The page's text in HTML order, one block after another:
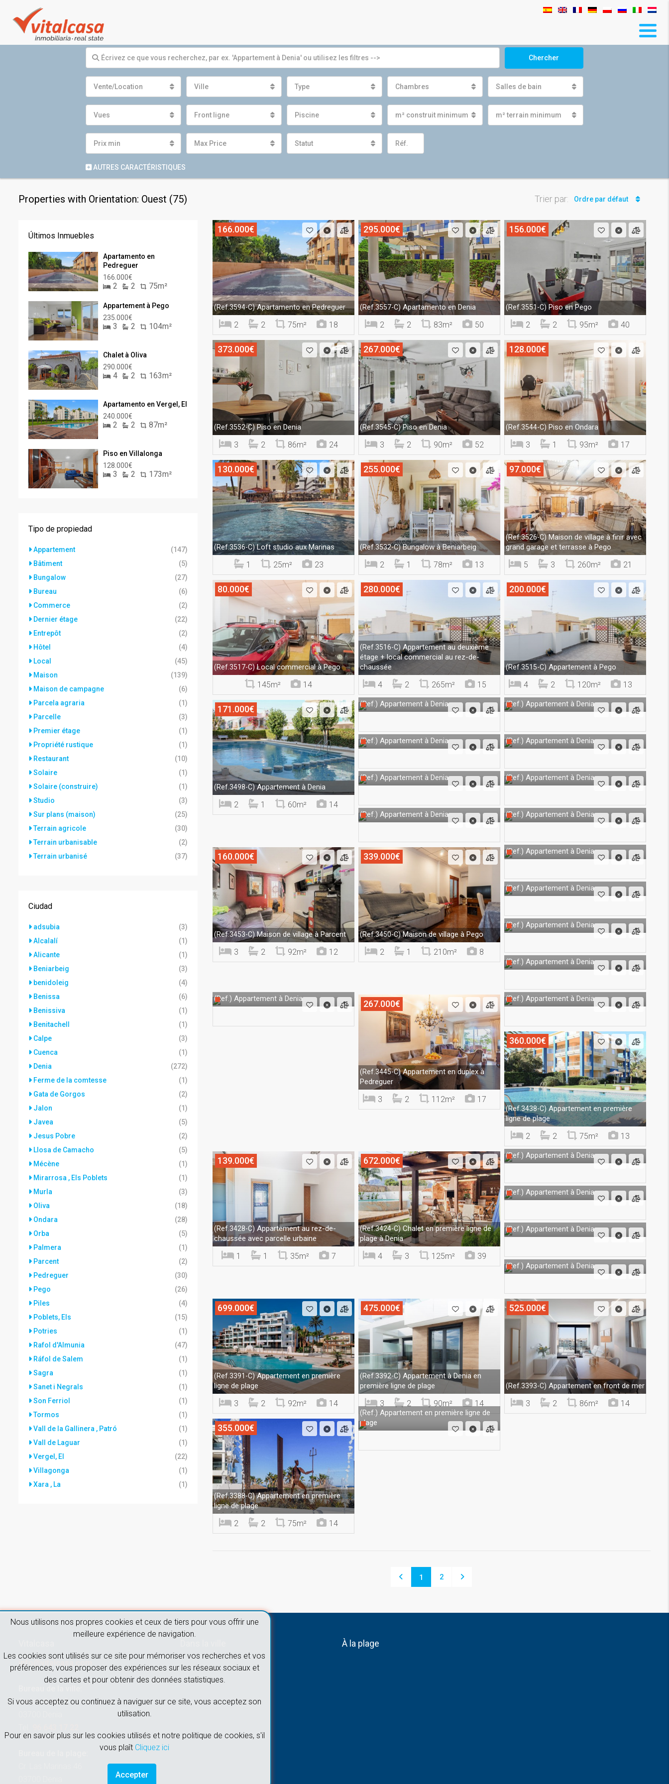
Chercher
Vente/Location Ville Type Chambres Salles de bain
Vues Front ligne Piscine m² construit minimum m² terrain minimum
Prix ​​min Max Price Statut
AUTRES CARACTÉRISTIQUES
Nous utilisons nos propres cookies et ceux de tiers pour vous offrir une
meilleure expérience de navigation.
Les cookies sont utilisés sur ce site pour mémoriser vos recherches et vos
préférences, vous proposer des expériences sur les réseaux sociaux et
des cartes et pour obtenir des données statistiques.
Si vous acceptez ou continuez à naviguer sur ce site, vous acceptez son
utilisation.
Pour en savoir plus sur les cookies utilisés et notre politique de cookies, s'il
vous plaît Cliquez ici
Accepter
Properties with Orientation: Ouest (75) Trier par: Ordre par défaut
166.000€
(Ref.3594-C)Apartamento en Pedreguer
2 2 75m² 18
295.000€
(Ref.3557-C)Apartamento en Denia
2 2 83m² 50
156.000€
(Ref.3551-C) Piso en Pego
2 2 95m² 40
373.000€
(Ref.3552-C) Piso en Denia
3 2 86m² 24
267.000€
(Ref.3545-C)Piso en Denia
3 2 90m² 52
128.000€
(Ref.3544-C) Piso en Ondara
3 1 93m² 17
130.000€
(Ref.3536-C)Loft studio aux Marinas
1 25m² 23
255.000€
(Ref.3532-C)Bungalow à Beniarbeig
2 1 78m² 13
97.000€
(Ref.3526-C)Maison de village à finir avec
grand garage et terrasse à Pego
5 3 260m² 21
80.000€
(Ref.3517-C)Local commercial à Pego
145m² 14
280.000€
(Ref.3516-C) Appartement au deuxième
étage + local commercial au rez-de-
chaussée
4 2 265m² 15
200.000€
(Ref.3515-C) Appartement à Pego
4 2 120m² 13
171.000€
(Ref.3498-C)Appartement à Denia
2 1 60m² 14
(Ref.) Appartement à Denia (Ref.) Appartement à Denia
(Ref.) Appartement à Denia (Ref.) Appartement à Denia
(Ref.) Appartement à Denia (Ref.) Appartement à Denia
(Ref.) Appartement à Denia (Ref.) Appartement à Denia
160.000€
(Ref.3453-C)Maison de village à Parcent
3 2 92m² 12
339.000€
(Ref.3450-C)Maison de village à Pego
2 1 210m² 8
(Ref.) Appartement à Denia
(Ref.) Appartement à Denia
(Ref.) Appartement à Denia
(Ref.) Appartement à Denia
(Ref.) Appartement à Denia 267.000€
(Ref.3445-C)Appartement en duplex à
Pedreguer
3 2 112m² 17
(Ref.) Appartement à Denia
360.000€
(Ref.3438-C)Appartement en première
ligne de plage
2 2 75m² 13
139.000€
(Ref.3428-C) Appartement au rez-de-
chaussée avec parcelle urbaine
1 1 35m² 7
672.000€
(Ref.3424-C)Chalet en première ligne de
plage à Denia
4 3 125m² 39
(Ref.) Appartement à Denia
(Ref.) Appartement à Denia
(Ref.) Appartement à Denia
(Ref.) Appartement à Denia
699.000€
(Ref.3391-C)Appartement en première
ligne de plage
3 2 92m² 14
475.000€
(Ref.3392-C) Appartement à Denia en
première ligne de plage
3 2 90m² 14
525.000€
(Ref.3393-C) Appartement en front de mer
3 2 86m² 14
355.000€
(Ref.3388-C)Appartement en première
ligne de plage
2 2 75m² 14
(Ref.) Appartement en première ligne de
plage
1 2
Últimos Inmuebles
Apartamento en
Pedreguer
166.000€
2 2 75m²
Appartement à Pego
235.000€
3 2 104m²
Chalet à Oliva
290.000€
4 2 163m²
Apartamento en Vergel, El
240.000€
2 2 87m²
Piso en Villalonga
128.000€
3 2 173m²
Tipo de propiedad
Appartement
(147)
Bâtiment
(5)
Bungalow
(27)
Bureau
(6)
Commerce
(2)
Dernier étage
(22)
Entrepôt
(2)
Hôtel
(4)
Local
(45)
Maison
(139)
Maison de campagne
(6)
Parcela agraria
(1)
Parcelle
(3)
Premier étage
(1)
Propriété rustique
(1)
Restaurant
(10)
Solaire
(1)
Solaire (construire)
(1)
Studio
(3)
Sur plans (maison)
(25)
Terrain agricole
(30)
Terrain urbanisable
(2)
Terrain urbanisé
(37)
Ciudad
adsubia
(3)
Alcalalí
(1)
Alicante
(1)
Beniarbeig
(3)
benidoleig
(4)
Benissa
(6)
Benissiva
(1)
Benitachell
(1)
Calpe
(3)
Cuenca
(1)
Denia
(272)
Ferme de la comtesse
(1)
Gata de Gorgos
(2)
Jalon
(1)
Javea
(5)
Jesus Pobre
(2)
Llosa de Camacho
(5)
Mécène
(1)
Mirarrosa , Els Poblets
(1)
Murla
(3)
Oliva
(18)
Ondara
(28)
Orba
(5)
Palmera
(1)
Parcent
(2)
Pedreguer
(30)
Pego
(26)
Piles
(4)
Poblets, Els
(15)
Potries
(1)
Rafol d'Almunia
(47)
Ráfol de Salem
(1)
Sagra
(1)
Sanet i Negrals
(1)
Son Ferriol
(1)
Tormos
(1)
Vall de la Gallinera , Patró
(1)
Vall de Laguar
(1)
Vergel, El
(22)
Villagonga
(1)
Xara , La
(1)
info@vitalcasa.com
Carlos Sentí, 3
À la plage